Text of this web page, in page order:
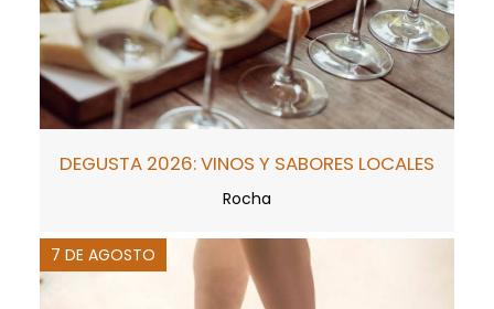
DEGUSTA 2026: VINOS Y SABORES LOCALES
Rocha
7 DE AGOSTO